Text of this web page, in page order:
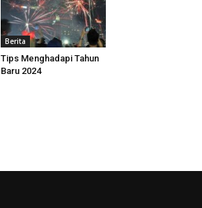
Berita
Tips Menghadapi Tahun
Baru 2024